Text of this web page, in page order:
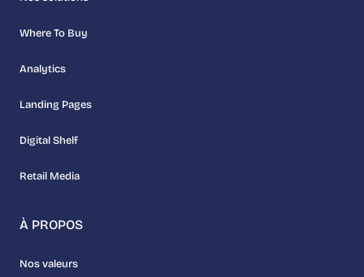
Where To Buy
Analytics
Landing Pages
Digital Shelf
Retail Media
À PROPOS
Nos valeurs